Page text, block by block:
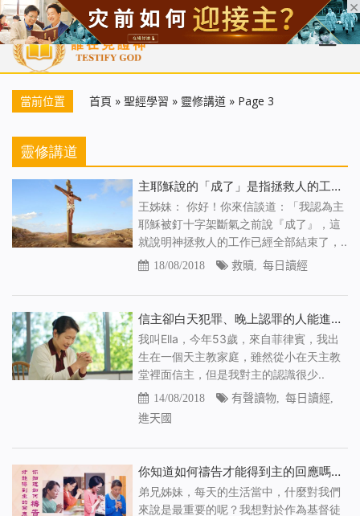
首頁 每日靈糧 天國福音 基督徒見證 信仰解答 聖經
當前位置 首頁 » 聖經學習 » 靈修講道 » Page 3
靈修講道
主耶穌說的「成了」是指拯救人的工作都完成了嗎
王姊妹： 你好！你來信談道：「我認為主
耶穌被釘十字架斷氣之前說『成了』，這
就說明神拯救人的工作已經全部結束了，..
18/08/2018 救贖 每日讀經
信主卻白天犯罪、晚上認罪的人能進天國嗎 （有聲讀物）
我叫Ella，今年53歲，來自菲律賓，我出
生在一個天主教家庭，雖然從小在天主教
堂裡面信主，但是我對主的認識很少..
14/08/2018 有聲讀物, 每日讀經,
進天國
你知道如何禱告才能得到主的回應嗎（有聲讀物）
弟兄姊妹，每天的生活當中，什麼對我們
來說是最重要的呢？我想對於作為基督徒